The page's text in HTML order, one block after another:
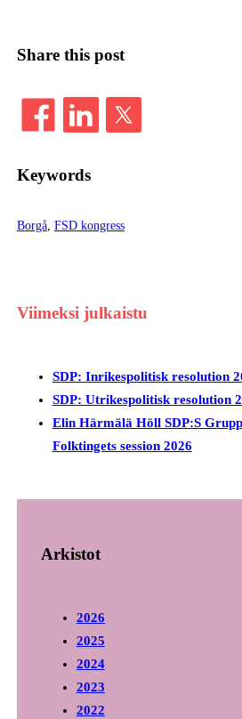
Share this post
Keywords
Borgå, FSD kongress
Viimeksi julkaistu
SDP: Inrikespolitisk resolution
SDP: Utrikespolitisk resolution
Elin Härmälä Höll SDP:S
Folktingets session 2026
Arkistot
2026
2025
2024
2023
2022